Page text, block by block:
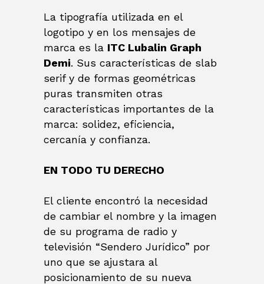
La tipografía utilizada en el
logotipo y en los mensajes de
marca es la ITC Lubalin Graph
Demi. Sus características de slab
serif y de formas geométricas
puras transmiten otras
características importantes de la
marca: solidez, eficiencia,
cercanía y confianza.
EN TODO TU DERECHO
El cliente encontró la necesidad
de cambiar el nombre y la imagen
de su programa de radio y
televisión “Sendero Jurídico” por
uno que se ajustara al
posicionamiento de su nueva